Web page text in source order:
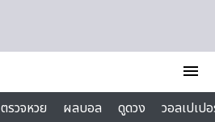
menu
ตรวจหวย ผลบอล ดูดวง
วอลเปเป